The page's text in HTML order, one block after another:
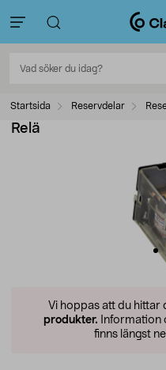
Startsida Reservdelar
Relä
Vi hoppas att du hittar
produkter. Information
finns längst